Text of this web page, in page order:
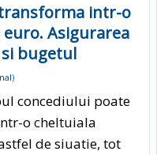
transforma intr-o
Asigurarea
bugetul
)
concediului poate
o cheltuiala
de siuatie, tot